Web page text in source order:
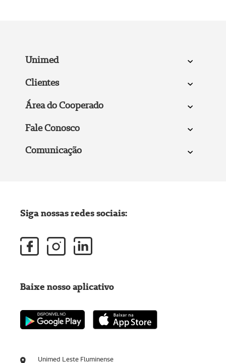
Unimed
Clientes
Área do Cooperado
Fale Conosco
Comunicação
Unimed Leste Fluminense
Siga nossas redes sociais:
Baixe nosso aplicativo